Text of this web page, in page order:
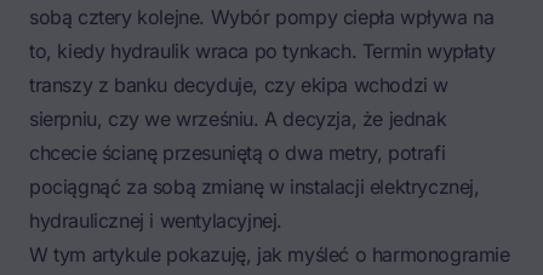
sobą cztery kolejne. Wybór pompy ciepła wpływa na
to, kiedy hydraulik wraca po tynkach. Termin wypłaty
transzy z banku decyduje, czy ekipa wchodzi w
sierpniu, czy we wrześniu. A decyzja, że jednak
chcecie ścianę przesuniętą o dwa metry, potrafi
pociągnąć za sobą zmianę w instalacji elektrycznej,
hydraulicznej i wentylacyjnej.
W tym artykule pokazuję, jak myśleć o harmonogramie